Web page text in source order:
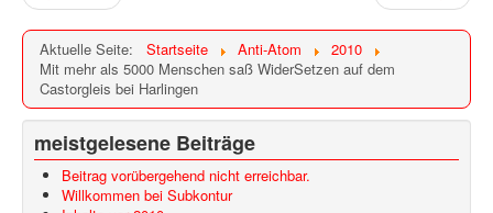
Aktuelle Seite: Startseite Anti-Atom
2010
Mit mehr als 5000 Menschen saß WiderSetzen auf dem
Castorgleis bei Harlingen
meistgelesene Beiträge
Beitrag vorübergehend nicht erreichbar.
Willkommen bei Subkontur